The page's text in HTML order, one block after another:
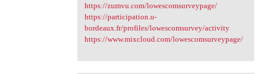
https://zumvu.com/lowescomsurveypage/
https://participation.u-
bordeaux.fr/profiles/lowescomsurvey/activity
https://www.mixcloud.com/lowescomsurveypage/